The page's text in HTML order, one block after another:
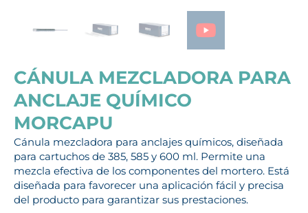
CÁNULA MEZCLADORA PARA
ANCLAJE QUÍMICO
MORCAPU
Cánula mezcladora para anclajes químicos, diseñada
para cartuchos de 385, 585 y 600 ml. Permite una
mezcla efectiva de los componentes del mortero. Está
diseñada para favorecer una aplicación fácil y precisa
del producto para garantizar sus prestaciones.